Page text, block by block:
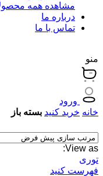
مشاهده همه
درباره ما
تماس با ما
منو
ورود
خانه خرید کنید بسته باز
View as:
توری
فهرست کنید